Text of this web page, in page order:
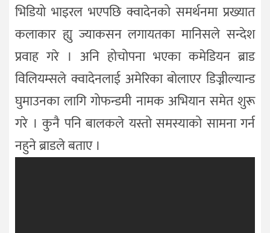
भिडियो भाइरल भएपछि क्वादेनको समर्थनमा प्रख्यात
कलाकार ह्यु ज्याकसन लगायतका मानिसले सन्देश
प्रवाह गरे । अनि होचोपना भएका कमेडियन ब्राड
विलियम्सले क्वादेनलाई अमेरिका बोलाएर डिज्नील्यान्ड
घुमाउनका लागि गोफन्डमी नामक अभियान समेत शुरू
गरे । कुनै पनि बालकले यस्तो समस्याको सामना गर्न
नहुने ब्राडले बताए ।